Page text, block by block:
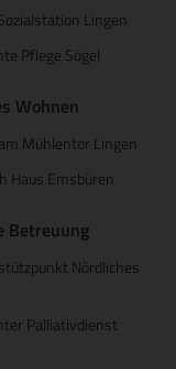
Lingen
Pflege Sögel
Wohnen
Mühlentor Lingen
Haus Emsbüren
Betreuung
Nördliches
Palliativdienst